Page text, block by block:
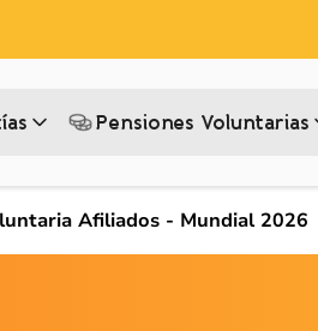
Pensiones Voluntarias‎
Afiliados - Mundial 2026